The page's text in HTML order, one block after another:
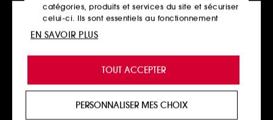
catégories, produits et services du site et sécuriser
celui-ci. Ils sont essentiels au fonctionnement
technique du site et ne peuvent être désactivés.
de vous offrir une expérience enrichie et
personnalisée en vous recommandant des
produits, des services et des contenus qui
proposer des offres promotionnelles adaptées à
TOUT ACCEPTER
PERSONNALISER MES CHOIX
EN SAVOIR PLUS